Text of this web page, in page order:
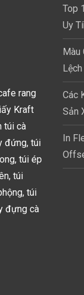
rang
Kraft
túi cà
đứng, túi
túi ép
túi
túi
đựng cà
Top
Uy
Màu
Các
Sản
In